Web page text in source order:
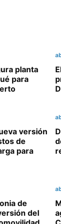
planta
para
versión
de
para
de
del